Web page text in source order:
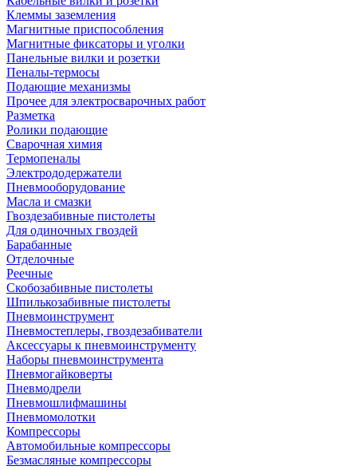
Клеммы заземления
Магнитные приспособления
Магнитные фиксаторы и уголки
Панельные вилки и розетки
Пеналы-термосы
Подающие механизмы
Прочее для электросварочных работ
Разметка
Ролики подающие
Сварочная химия
Термопеналы
Электрододержатели
Пневмооборудование
Масла и смазки
Гвоздезабивные пистолеты
Для одиночных гвоздей
Барабанные
Отделочные
Реечные
Скобозабивные пистолеты
Шпилькозабивные пистолеты
Пневмоинструмент
Пневмостеплеры, гвоздезабиватели
Аксессуары к пневмоинструменту
Наборы пневмоинструмента
Пневмогайковерты
Пневмодрели
Пневмошлифмашины
Пневмомолотки
Компрессоры
Автомобильные компрессоры
Безмасляные компрессоры